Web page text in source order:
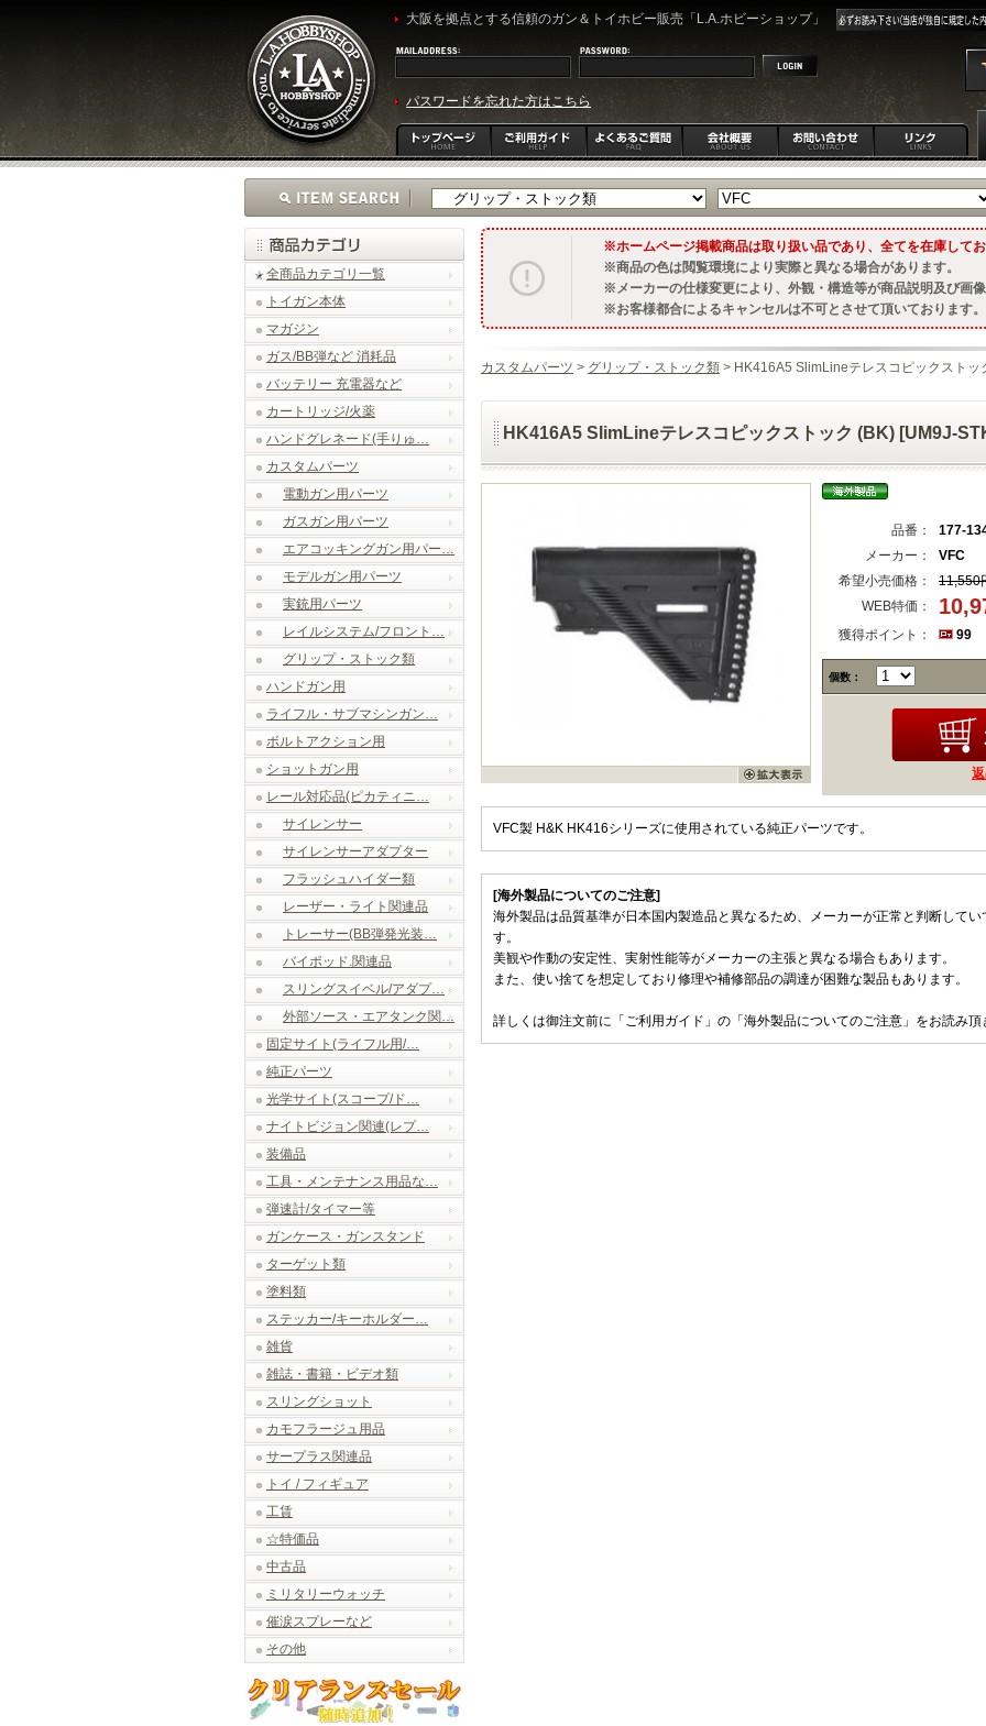
大阪を拠点とする信頼のガン＆トイホビー販売「L.A.ホビーショップ」
パスワードを忘れた方はこちら
全商品カテゴリ一覧
トイガン本体
マガジン
ガス/BB弾など 消耗品
バッテリー 充電器など
カートリッジ/火薬
ハンドグレネード(手りゅ…
カスタムパーツ
電動ガン用パーツ
ガスガン用パーツ
エアコッキングガン用パー…
モデルガン用パーツ
実銃用パーツ
レイルシステム/フロント…
グリップ・ストック類
ハンドガン用
ライフル・サブマシンガン…
ボルトアクション用
ショットガン用
レール対応品(ピカティニ…
サイレンサー
サイレンサーアダプター
フラッシュハイダー類
レーザー・ライト関連品
トレーサー(BB弾発光装…
バイポッド.関連品
スリングスイベル/アダプ…
外部ソース・エアタンク関…
固定サイト(ライフル用/…
純正パーツ
光学サイト(スコープ/ド…
ナイトビジョン関連(レプ…
装備品
工具・メンテナンス用品な…
弾速計/タイマー等
ガンケース・ガンスタンド
ターゲット類
塗料類
ステッカー/キーホルダー…
雑貨
雑誌・書籍・ビデオ類
スリングショット
カモフラージュ用品
サープラス関連品
トイ / フィギュア
工賃
☆特価品
中古品
ミリタリーウォッチ
催涙スプレーなど
その他
ホームページ掲載商品は取り扱い品であり、全てを在庫してお
商品の色は閲覧環境により実際と異なる場合があります。
メーカーの仕様変更により、外観・構造等が商品説明及び画
お客様都合によるキャンセルは不可とさせて頂いております。
カスタムパーツ > グリップ・ストック類 > HK416A5 SlimLineテレスコピックスト
HK416A5 SlimLineテレスコピックストック (BK) [UM9J-
品番：
177-
メーカー：
VFC
希望小売価格：
11,550
WEB特価：
獲得ポイント：
99
個数：
VFC製 H&K HK416シリーズに使用されている純正パーツです。
[海外製品についてのご注意]
海外製品は品質基準が日本国内製造品と異なるため、メーカーが正常と判断して
す。
美観や作動の安定性、実射性能等がメーカーの主張と異なる場合もあります。
また、使い捨てを想定しており修理や補修部品の調達が困難な製品もあります。
詳しくは御注文前に「ご利用ガイド」の「海外製品についてのご注意」をお読み頂